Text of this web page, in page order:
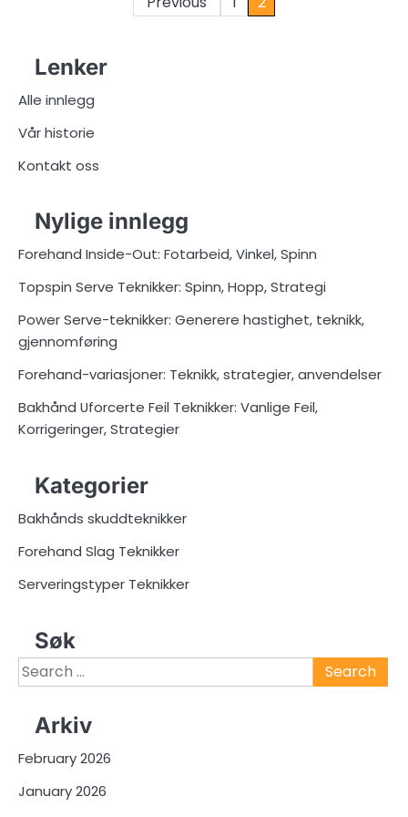
Lenker
Alle innlegg
Vår historie
Kontakt oss
Nylige innlegg
Forehand Inside-Out: Fotarbeid, Vinkel, Spinn
Topspin Serve Teknikker: Spinn, Hopp, Strategi
Power Serve-teknikker: Generere hastighet, teknikk,
gjennomføring
Forehand-variasjoner: Teknikk, strategier, anvendelser
Bakhånd Uforcerte Feil Teknikker: Vanlige Feil,
Korrigeringer, Strategier
Kategorier
Bakhånds skuddteknikker
Forehand Slag Teknikker
Serveringstyper Teknikker
Søk
Search
for:
Arkiv
February 2026
January 2026